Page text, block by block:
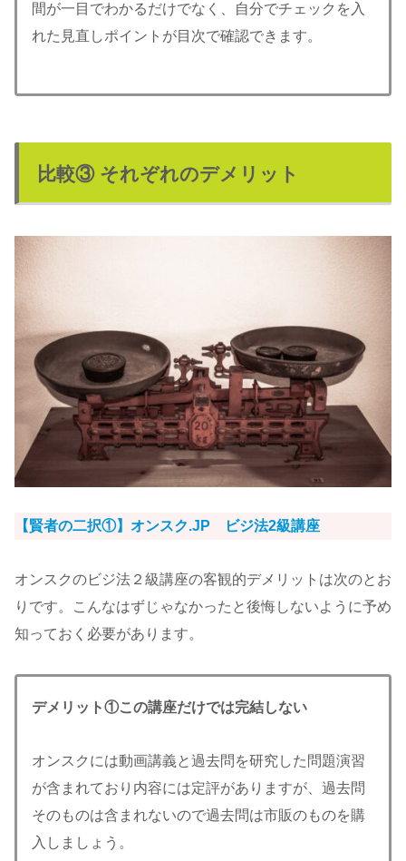
間が一目でわかるだけでなく、自分でチェックを入
れた見直しポイントが目次で確認できます。
比較③ それぞれのデメリット
【賢者の二択①】オンスク.JP ビジ法2級講座
オンスクのビジ法２級講座の客観的デメリットは次のとお
りです。こんなはずじゃなかったと後悔しないように予め
知っておく必要があります。
デメリット①この講座だけでは完結しない
オンスクには動画講義と過去問を研究した問題演習
が含まれており内容には定評がありますが、過去問
そのものは含まれないので過去問は市販のものを購
入しましょう。